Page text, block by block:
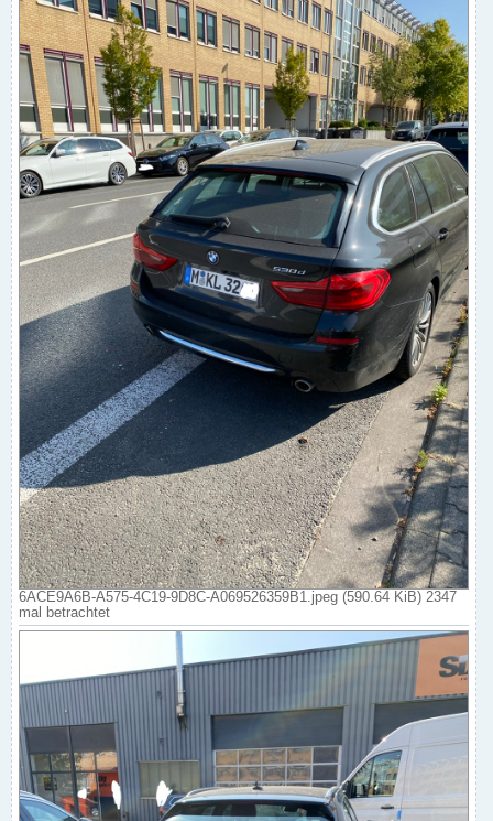
6ACE9A6B-A575-4C19-9D8C-A069526359B1.jpeg (590.64 KiB) 2347
mal betrachtet